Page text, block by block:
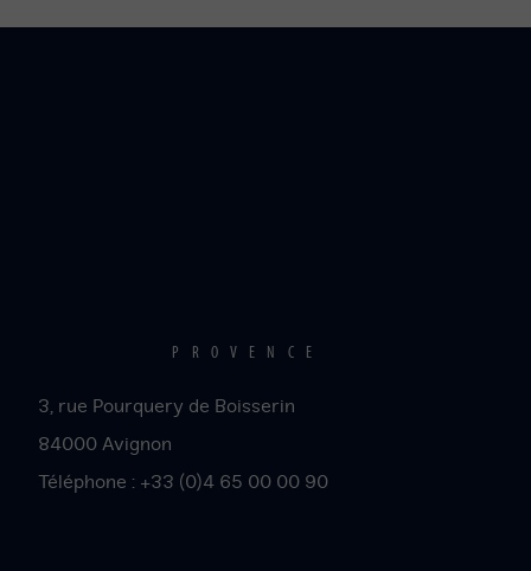
PROVENCE
3, rue Pourquery de Boisserin
84000 Avignon
Téléphone : +33 (0)4 65 00 00 90